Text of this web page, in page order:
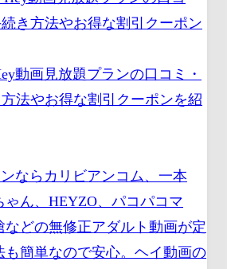
動画見放題プランの口コミ・
法やお得な割引クーポンを紹
ならカリビアンコム、一本
ん、HEYZO、パコパコマ
どの無修正アダルト動画が定
簡単なので安心。ヘイ動画の